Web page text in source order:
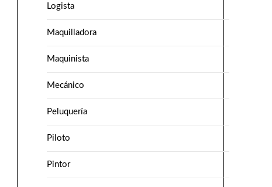
Logista
Maquilladora
Maquinista
Mecánico
Peluquería
Piloto
Pintor